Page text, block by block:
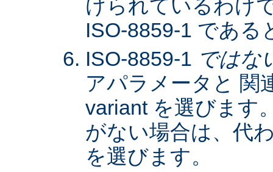
けられているわけ
ISO-8859-1 である
ISO-8859-1 ではな
アパラメータと 関
variant を選びます
がない場合は、代
を選びます。